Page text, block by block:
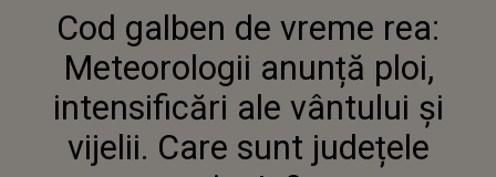
METEOROLOGII ANUNȚĂ PLOI,
INTENSIFICĂRI ALE VÂNTULUI ŞI VIJELII.
CARE SUNT JUDEȚELE VIZATE?
Cod galben de vreme rea:
Meteorologii anunță ploi,
intensificări ale vântului şi
vijelii. Care sunt județele